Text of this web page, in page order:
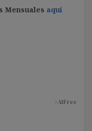
Mensuales aquí
#AIFree